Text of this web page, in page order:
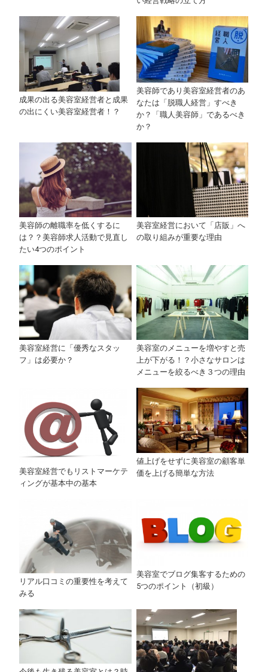
成果の出る美容室経営者と成果
の出にくい美容室経営者！？
美容師であり美容室経営者のあ
なたは「脱職人経営」すべき
か？「職人美容師」であるべき
か？
美容師の離職率を低くするに
は？？美容師求人活動で見直し
たい4つのポイント
美容室経営において「店販」へ
の取り組みが重要な理由
美容室経営に「優秀なスタッ
フ」は必要か？
美容室のメニューを増やすと売
上が下がる！？小さなサロンは
メニューを絞るべき３つの理由
美容室経営でもリストマーケテ
ィングが基本中の基本
値上げをせずに美容室の顧客単
価を上げる簡単な方法
リアル口コミの重要性を考えて
みる
美容室でブログ集客するための
5つのポイント（初級）